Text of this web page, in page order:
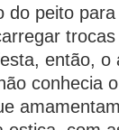
do peito
então, o
conhecia